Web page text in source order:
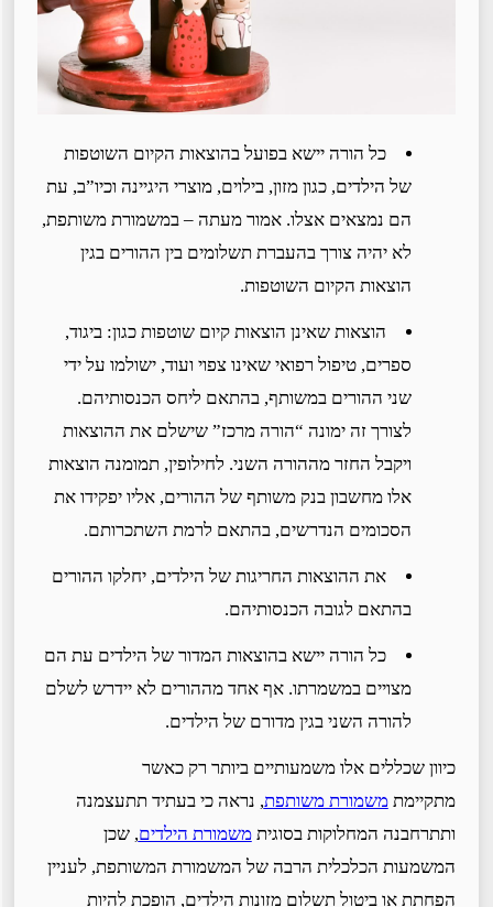
כל הורה יישא בפועל בהוצאות הקיום השוטפות
של הילדים, כגון מזון, בילוים, מוצרי היגיינה וכיו”ב, עת
הם נמצאים אצלו. אמור מעתה – במשמורת משותפת,
לא יהיה צורך בהעברת תשלומים בין ההורים בגין
הוצאות הקיום השוטפות.
הוצאות שאינן הוצאות קיום שוטפות כגון: ביגוד,
ספרים, טיפול רפואי שאינו צפוי ועוד, ישולמו על ידי
שני ההורים במשותף, בהתאם ליחס הכנסותיהם.
לצורך זה ימונה “הורה מרכז” שישלם את ההוצאות
ויקבל החזר מההורה השני. לחילופין, תמומנה הוצאות
אלו מחשבון בנק משותף של ההורים, אליו יפקידו את
הסכומים הנדרשים, בהתאם לרמת השתכרותם.
את ההוצאות החריגות של הילדים, יחלקו ההורים
בהתאם לגובה הכנסותיהם.
כל הורה יישא בהוצאות המדור של הילדים עת הם
מצויים במשמרתו. אף אחד מההורים לא יידרש לשלם
להורה השני בגין מדורם של הילדים.
כיוון שכללים אלו משמעותיים ביותר רק כאשר
מתקיימתמשמורת משותפת, נראה כי בעתיד תתעצמנה
ותתרחבנה המחלוקות בסוגיתמשמורת הילדים, שכן
המשמעות הכלכלית הרבה של המשמורת המשותפת, לעניין
הפחתת או ביטול תשלום מזונות הילדים, הופכת להיות